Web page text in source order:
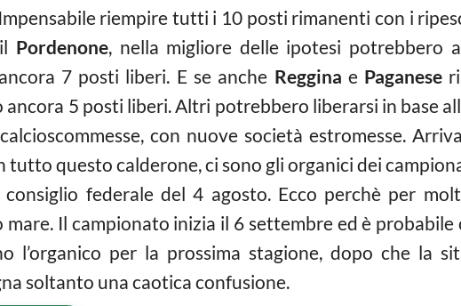
riempire tutti i 10 posti rimanenti con i
Pordenone, nella migliore delle ipotesi potrebbero
7 posti liberi. E se anche Reggina e Paganese
ancora 5 posti liberi. Altri potrebbero liberarsi in base
con nuove società estromesse.
tutto questo calderone, ci sono gli organici dei
federale del 4 agosto. Ecco perchè per
Il campionato inizia il 6 settembre ed è
l’organico per la prossima stagione, dopo che la
soltanto una caotica confusione.